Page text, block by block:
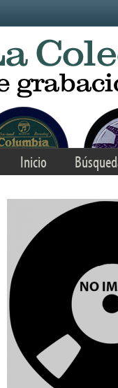
Inicio